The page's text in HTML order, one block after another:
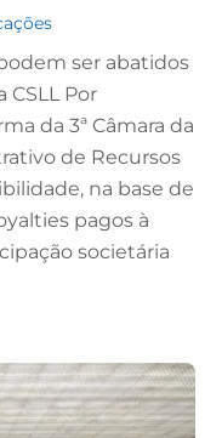
ser abatidos
CSLL Por
da 3ª Câmara da
de Recursos
na base de
pagos à
societária